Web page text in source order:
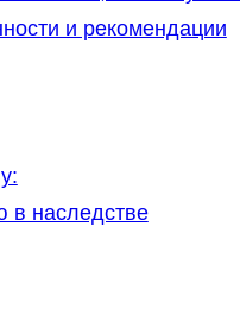
и рекомендации
в наследстве